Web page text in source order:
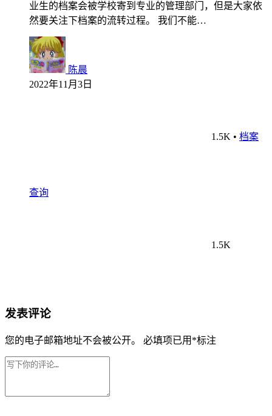
业生的档案会被学校寄到专业的管理部门，但是大家依
然要关注下档案的流转过程。 我们不能…
陈晨
2022年11月3日
1.5K • 档案
查询
1.5K
发表评论
您的电子邮箱地址不会被公开。 必填项已用 *标注